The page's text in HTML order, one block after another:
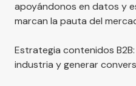
apoyándonos en datos y
marcan la pauta del
Estrategia contenidos
industria y generar